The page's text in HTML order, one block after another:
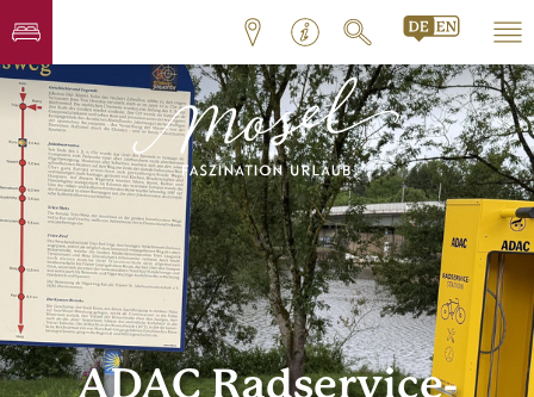
ADAC Radservice-